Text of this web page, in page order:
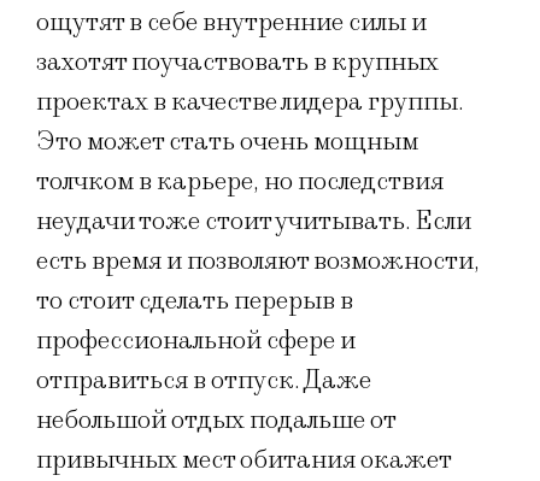
ощутят в себе внутренние силы и
захотят поучаствовать в крупных
проектах в качестве лидера группы.
Это может стать очень мощным
толчком в карьере, но последствия
неудачи тоже стоит учитывать. Если
есть время и позволяют возможности,
то стоит сделать перерыв в
профессиональной сфере и
отправиться в отпуск. Даже
небольшой отдых подальше от
привычных мест обитания окажет